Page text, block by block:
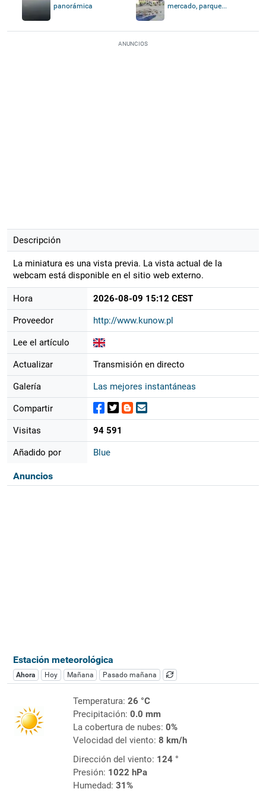
panorámica
mercado, parque...
ANUNCIOS
Descripción
La miniatura es una vista previa. La vista actual de la
webcam está disponible en el sitio web externo.
Hora 2026-08-09 15:12 CEST
Proveedor http://www.kunow.pl
Lee el artículo
Actualizar Transmisión en directo
Galería Las mejores instantáneas
Compartir
Visitas 94 591
Añadido por Blue
Anuncios
Estación meteorológica
Ahora Hoy Mañana Pasado mañana
Temperatura: 26 °C
Precipitación: 0.0 mm
La cobertura de nubes: 0%
Velocidad del viento: 8 km/h
Dirección del viento: 124 °
Presión: 1022 hPa
Humedad: 31%